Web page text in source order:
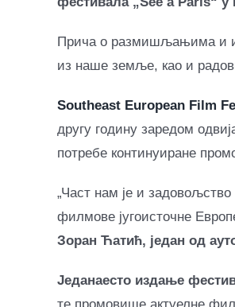
Прича о размишљањима и
из наше земље, као и
Southeast European Film
другу годину заредом
потребе континуиране
„Част нам је и
филмове југоисточне
Зоран Ћатић, један од
Једанаесто издање